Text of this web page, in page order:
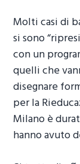
Molti casi di
si sono
con un
quelli che
disegnare
per la
Milanoè
hanno avuto